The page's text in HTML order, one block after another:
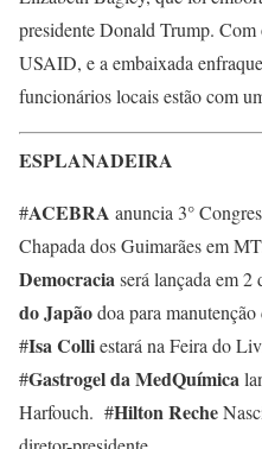
presidente Donald Trump.
USAID, e a embaixada
funcionários locais estão com
ESPLANADEIRA
#ACEBRA anuncia 3°
Chapada dos Guimarães em
Democraciaserá lançada em
do Japãodoa para
#Isa Colliestará na Feira do
#Gastrogel da MedQuímica
Harfouch. #Hilton Reche